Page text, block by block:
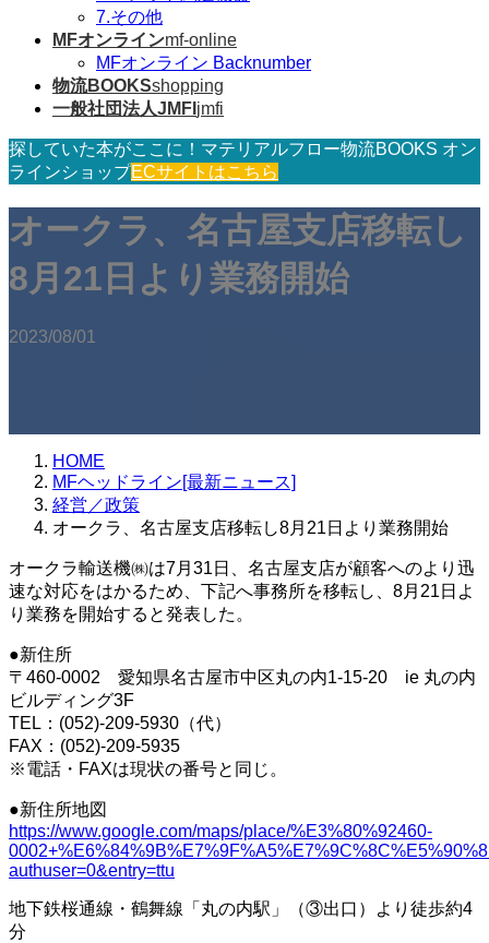
7.その他
MFオンラインmf-online
MFオンライン Backnumber
物流BOOKSshopping
一般社団法人JMFI jmfi
探していた本がここに！マテリアルフロー物流BOOKS オン
ラインショップECサイトはこちら
オークラ、名古屋支店移転し
8月21日より業務開始
2023/08/01
HOME
MFヘッドライン[最新ニュース]
経営／政策
オークラ、名古屋支店移転し8月21日より業務開始
オークラ輸送機㈱は7月31日、名古屋支店が顧客へのより迅
速な対応をはかるため、下記へ事務所を移転し、8月21日よ
り業務を開始すると発表した。
●新住所
〒460-0002 愛知県名古屋市中区丸の内1-15-20 ie 丸の内
ビルディング3F
TEL：(052)-209-5930（代）
FAX：(052)-209-5935
※電話・FAXは現状の番号と同じ。
●新住所地図
https://www.google.com/maps/place/%E3%80%92460-
authuser=0&entry=ttu
地下鉄桜通線・鶴舞線「丸の内駅」（③出口）より徒歩約4
分